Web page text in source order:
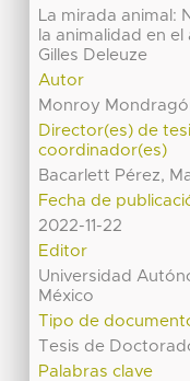
La mirada
la animalidad en
Gilles Deleuze
Autor
Monroy
Director(es) de
coordinador(es)
Bacarlett Pérez,
Fecha de
2022-11-22
Editor
Universidad
México
Tipo de
Tesis de
Palabras clave